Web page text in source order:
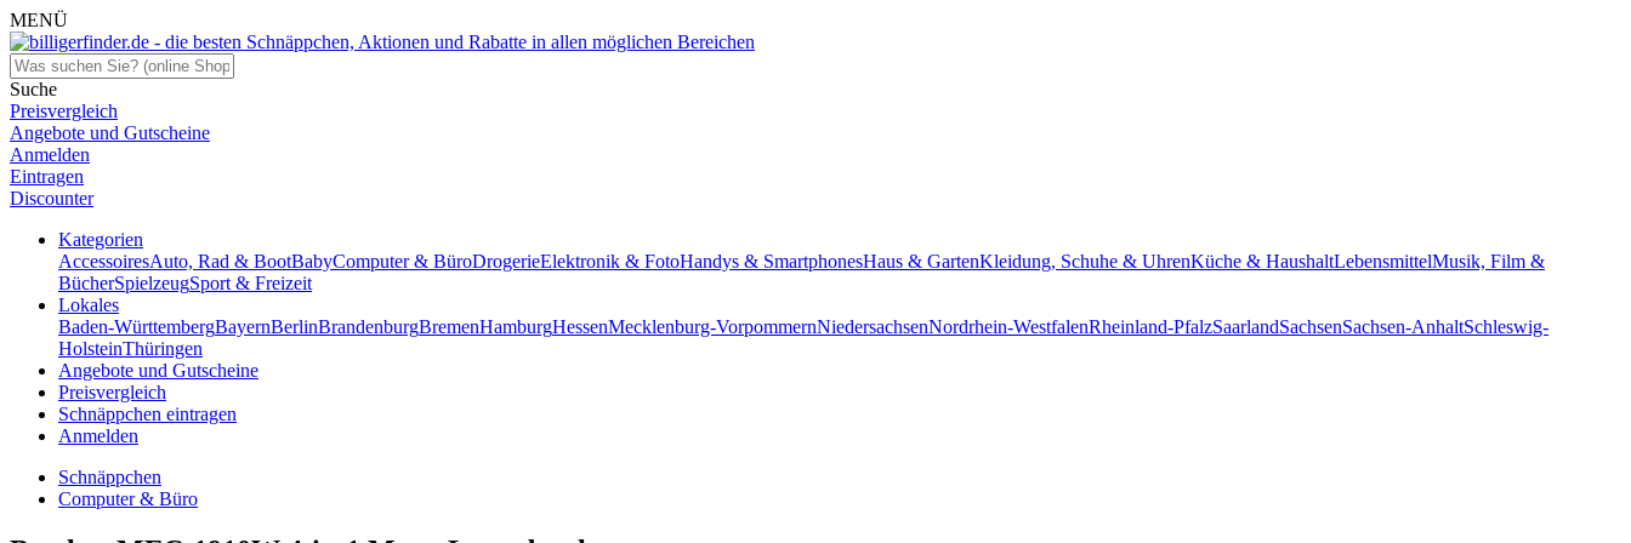
MENÜ
Suche
Preisvergleich
Angebote und Gutscheine
Anmelden
Eintragen
Discounter
Kategorien
AccessoiresAuto, Rad & BootBabyComputer & BüroDrogerieElektronik & FotoHandys & SmartphonesHaus & GartenKleidung, Schuhe & UhrenKüche & HaushaltLebensmittelMusik, Film &
BücherSpielzeugSport & Freizeit
Lokales
Baden-WürttembergBayernBerlinBrandenburgBremenHamburgHessenMecklenburg-VorpommernNiedersachsenNordrhein-WestfalenRheinland-PfalzSaarlandSachsenSachsen-AnhaltSchleswig-
HolsteinThüringen
Angebote und Gutscheine
Preisvergleich
Schnäppchen eintragen
Anmelden
Schnäppchen
Computer & Büro